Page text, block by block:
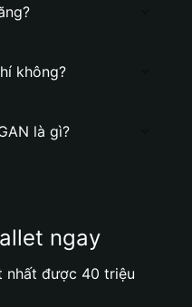
không?
là gì?
ngay
nhất được 40 triệu